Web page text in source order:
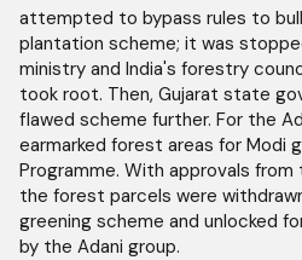
attempted to bypass rules to
plantation scheme; it was
ministry and India's forestry
took root. Then, Gujarat state
flawed scheme further. For the
earmarked forest areas for Modi
Programme. With approvals
the forest parcels were
greening scheme and unlocked
by the Adani group.